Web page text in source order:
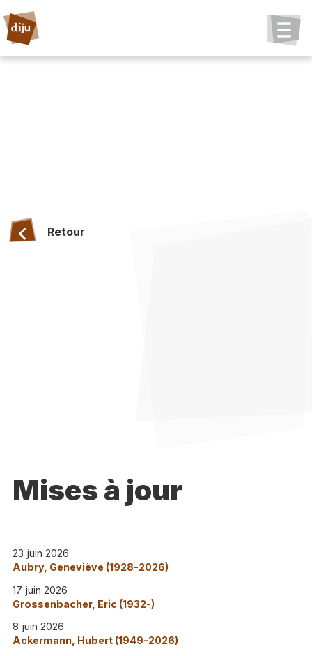
Retour
Mises à jour
23 juin 2026
Aubry, Geneviève (1928-2026)
17 juin 2026
Grossenbacher, Eric (1932-)
8 juin 2026
Ackermann, Hubert (1949-2026)